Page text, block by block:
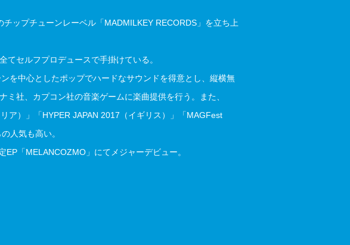
ップチューンレーベル「MADMILKEY RECORDS」を立ち上
てセルフプロデュースで手掛けている。
を中心としたポップでハードなサウンドを得意とし、縦横無
ミ社、カプコン社の音楽ゲームに楽曲提供を行う。また、
ア）」「HYPER JAPAN 2017（イギリス）」「MAGFest
人気も高い。
「MELANCOZMO」にてメジャーデビュー。